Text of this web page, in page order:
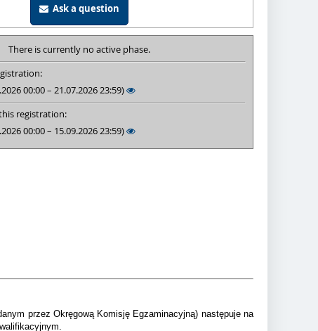
Ask a question
There is currently no active phase.
00:00 – 21.07.2026 23:59)
registration:
00:00 – 15.09.2026 23:59)
przez Okręgową Komisję Egzaminacyjną) następuje na